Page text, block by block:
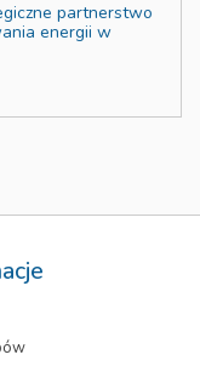
partnerstwo
energii w